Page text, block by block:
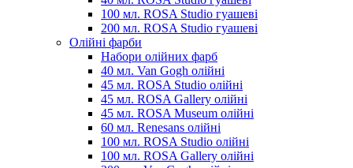
100 мл. ROSA Studio гуашеві
200 мл. ROSA Studio гуашеві
Олійні фарби
Набори олійних фарб
40 мл. Van Gogh олійні
45 мл. ROSA Studio олійні
45 мл. ROSA Gallery олійні
45 мл. ROSA Museum олійні
60 мл. Renesans олійні
100 мл. ROSA Studio олійні
100 мл. ROSA Gallery олійні